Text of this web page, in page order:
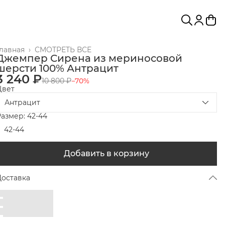
СМОТРЕТЬ ВСЕ
›
Сирена из мериносовой
100% Антрацит
240 ₽10 800 ₽−70%
Антрацит
42-44
42-44
Добавить в корзину